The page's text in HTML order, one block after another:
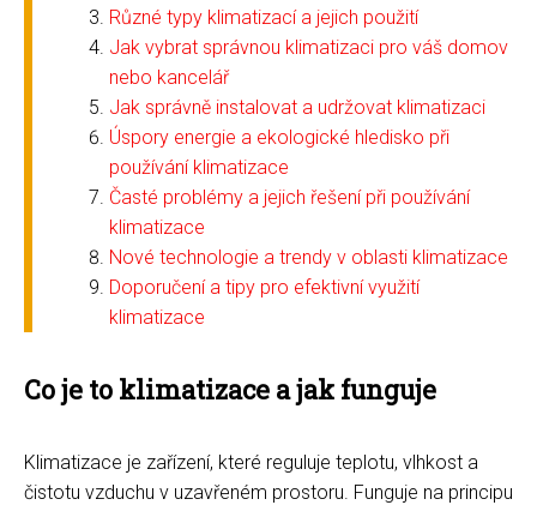
Různé typy klimatizací a jejich použití
Jak vybrat správnou klimatizaci pro váš domov
nebo kancelář
Jak správně instalovat a udržovat klimatizaci
Úspory energie a ekologické hledisko při
používání klimatizace
Časté problémy a jejich řešení při používání
klimatizace
Nové technologie a trendy v oblasti klimatizace
Doporučení a tipy pro efektivní využití
klimatizace
Co je to klimatizace a jak funguje
Klimatizace je zařízení, které reguluje teplotu, vlhkost a
čistotu vzduchu v uzavřeném prostoru. Funguje na principu